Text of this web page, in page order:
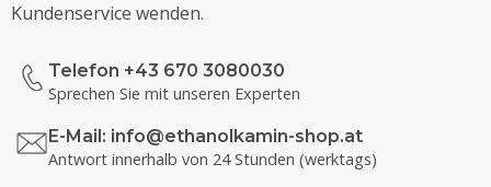
Kundenservice wenden.
Telefon +43 670 3080030
Sprechen Sie mit unseren Experten
E-Mail: info@ethanolkamin-shop.at
Antwort innerhalb von 24 Stunden (werktags)